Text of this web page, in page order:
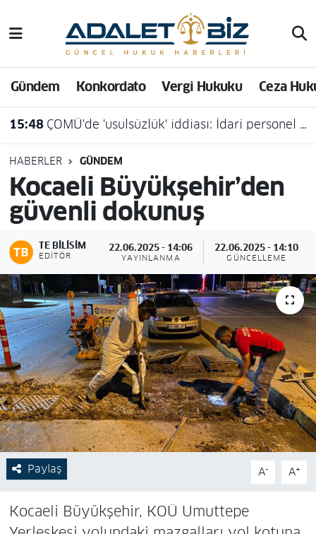
Gündem Konkordato Vergi Hukuku Ceza
15:48 ÇOMÜ'de 'usulsüzlük' iddiası: İdari personel açığa alındı
HABERLER GÜNDEM
Kocaeli Büyükşehir’den
güvenli dokunuş
TE BILISIM
EDITÖR
22.06.2025 - 14:06
YAYINLANMA
22.06.2025 - 14:10
GÜNCELLEME
Paylaş A- A+
Kocaeli Büyükşehir, KOÜ Umuttepe
Hava Durumu
Trafik Durumu
Süper Lig Puan Durumu ve Fikstür
Tüm Manşetler
Son Dakika Haberleri